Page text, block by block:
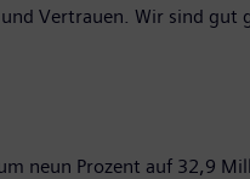
Vertrauen. Wir sind gut
neun Prozent auf 32,9